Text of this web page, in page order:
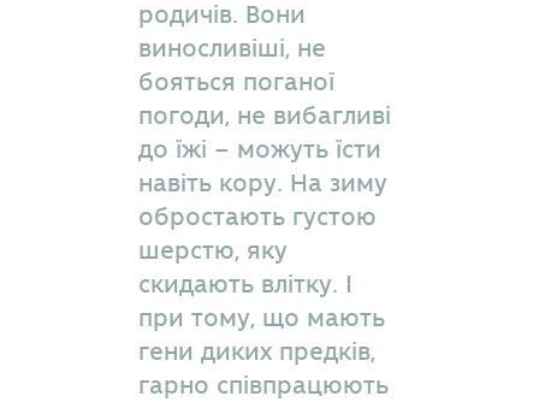
родичів. Вони
виносливіші, не
бояться поганої
погоди, не вибагливі
до їжі – можуть їсти
навіть кору. На зиму
обростають густою
шерстю, яку
скидають влітку. І
при тому, що мають
гени диких предків,
гарно співпрацюють